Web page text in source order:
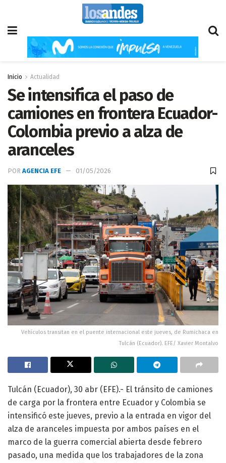
Inicio Actualidad
Se intensifica el paso de
camiones en frontera Ecuador-
Colombia previo a alza de
aranceles
POR AGENCIA EFE 01/05/2026
Vehículos transitan en el puente internacional este jueves, de Rumichaca en
Tulcán (Ecuador). EFE/ Xavier Montalvo
Tulcán (Ecuador), 30 abr (EFE).- El tránsito de camiones
de carga por la frontera entre Ecuador y Colombia se
intensificó este jueves, previo a la entrada en vigor del
alza de aranceles impuesta por ambos países en el
marco de la guerra comercial abierta desde febrero
pasado, una medida que los trabajadores de la zona